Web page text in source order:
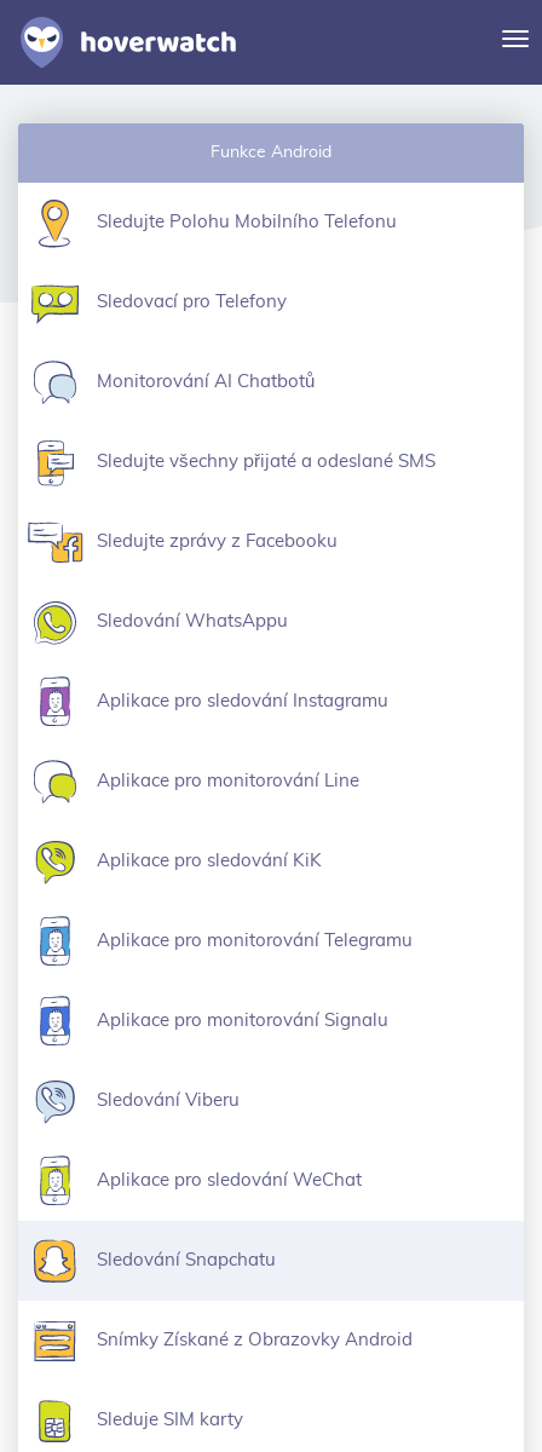
Funkce
Prihlasit se
Funkce Android
Sledujte Polohu Mobilního Telefonu
Sledovací pro Telefony
Monitorování AI Chatbotů
Sledujte všechny přijaté a odeslané SMS
Sledujte zprávy z Facebooku
Sledování WhatsAppu
Aplikace pro sledování Instagramu
Aplikace pro monitorování Line
Aplikace pro sledování KiK
Aplikace pro monitorování Telegramu
Aplikace pro monitorování Signalu
Sledování Viberu
Aplikace pro sledování WeChat
Sledování Snapchatu
Snímky Získané z Obrazovky Android
Sleduje SIM karty